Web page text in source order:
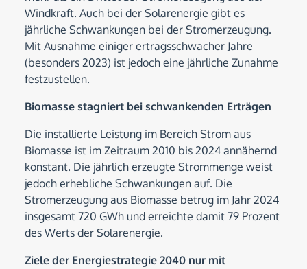
Windkraft. Auch bei der Solarenergie gibt es
jährliche Schwankungen bei der Stromerzeugung.
Mit Ausnahme einiger ertragsschwacher Jahre
(besonders 2023) ist jedoch eine jährliche Zunahme
festzustellen.
Biomasse stagniert bei schwankenden Erträgen
Die installierte Leistung im Bereich Strom aus
Biomasse ist im Zeitraum 2010 bis 2024 annähernd
konstant. Die jährlich erzeugte Strommenge weist
jedoch erhebliche Schwankungen auf. Die
Stromerzeugung aus Biomasse betrug im Jahr 2024
insgesamt 720 GWh und erreichte damit 79 Prozent
des Werts der Solarenergie.
Ziele der Energiestrategie 2040 nur mit